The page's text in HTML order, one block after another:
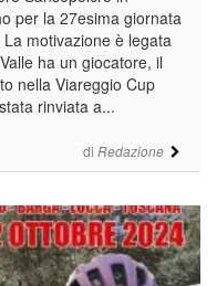
di Redazione
per la 27esima giornata
motivazione è legata
ha un giocatore, il
nella Viareggio Cup
rinviata a...